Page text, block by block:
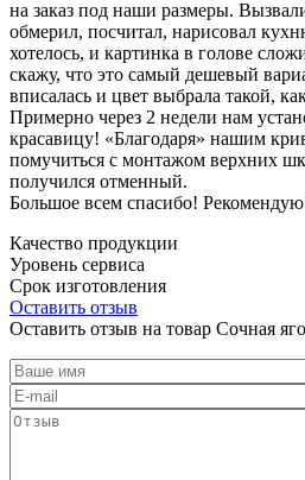
на заказ под наши размеры.
обмерил, посчитал, нарисовал
хотелось, и картинка в голове
скажу, что это самый дешевый
вписалась и цвет выбрала такой,
Примерно через 2 недели нам
красавицу! «Благодаря» нашим
помучиться с монтажом верхних
получился отменный.
Большое всем спасибо!
Качество продукции
Уровень сервиса
Срок изготовления
Оставить отзыв
Оставить отзыв на товар Сочная